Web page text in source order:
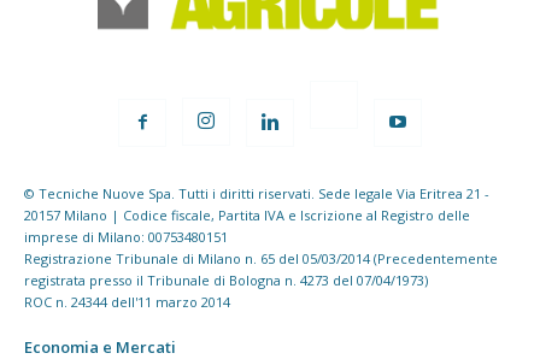
© Tecniche Nuove Spa. Tutti i diritti riservati. Sede legale Via Eritrea 21 -
20157 Milano | Codice fiscale, Partita IVA e Iscrizione al Registro delle
imprese di Milano: 00753480151
Registrazione Tribunale di Milano n. 65 del 05/03/2014 (Precedentemente
registrata presso il Tribunale di Bologna n. 4273 del 07/04/1973)
ROC n. 24344 dell'11 marzo 2014
Economia e Mercati